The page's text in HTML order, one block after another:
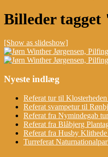
Billeder
[Show as slideshow]
Nyeste indlæg
Referat tur til
Referat svampetur til
Referat fra Nymindegab
Referat fra Blåbjerg
Referat fra Husby
Turreferat